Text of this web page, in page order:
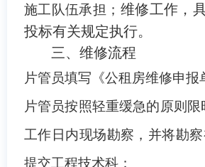
施工队伍承担； 维修工作，
投标有关规定执行。
三、维修流程
片管员填写《公租房维修申
片管员按照轻重缓急的原则
工作日内现场勘察，并将勘
提交工程技术科；